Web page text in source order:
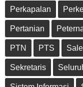
Perkapalan
Pertanian
PTN PTS
Sekretaris